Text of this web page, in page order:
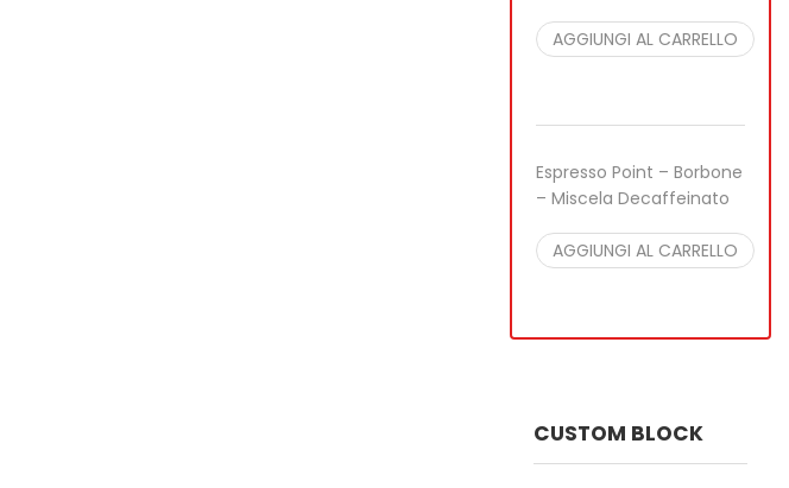
100 pcs
AGGIUNGI AL CARRELLO
SALE
Espresso Point – Borbone
– Miscela Decaffeinato
100 pcs
AGGIUNGI AL CARRELLO
CUSTOM BLOCK